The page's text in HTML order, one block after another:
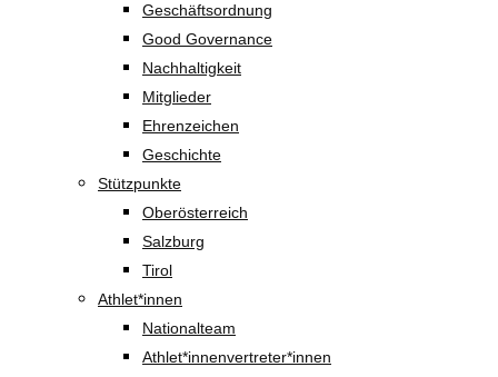
Geschäftsordnung
Good Governance
Nachhaltigkeit
Mitglieder
Ehrenzeichen
Geschichte
Stützpunkte
Oberösterreich
Salzburg
Tirol
Athlet*innen
Nationalteam
Athlet*innenvertreter*innen